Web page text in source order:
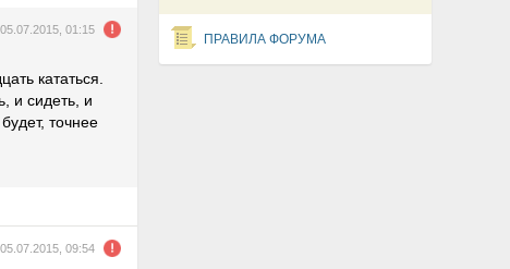
ПРАВИЛА ФОРУМА
05.07.2015, 01:15
кататься.
и сидеть, и
точнее
05.07.2015, 09:54